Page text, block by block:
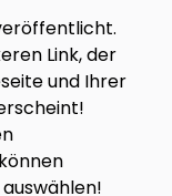
Link, der
und Ihrer